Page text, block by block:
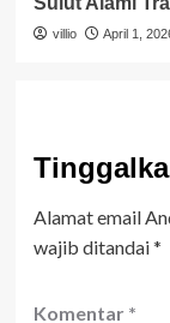
villio April 1,
Alamat email
wajib ditandai*
Komentar *